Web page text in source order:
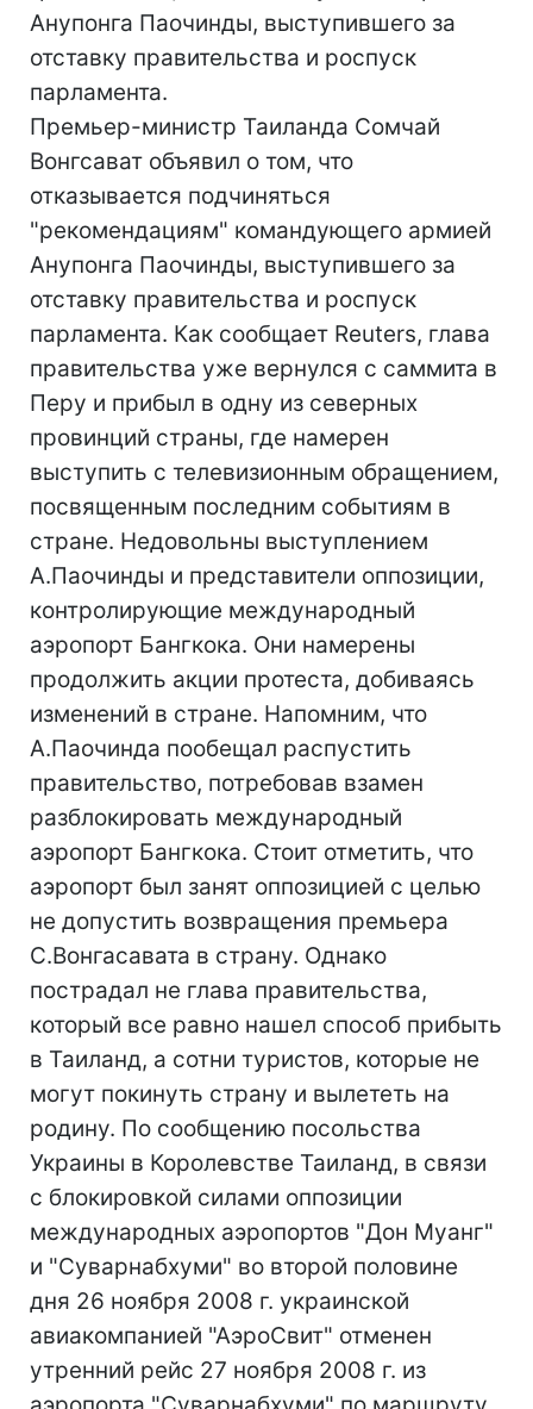
Анупонга Паочинды, выступившего за
отставку правительства и роспуск
парламента.
Премьер-министр Таиланда Сомчай
Вонгсават объявил о том, что
отказывается подчиняться
"рекомендациям" командующего армией
Анупонга Паочинды, выступившего за
отставку правительства и роспуск
парламента. Как сообщает Reuters, глава
правительства уже вернулся с саммита в
Перу и прибыл в одну из северных
провинций страны, где намерен
выступить с телевизионным обращением,
посвященным последним событиям в
стране. Недовольны выступлением
А.Паочинды и представители оппозиции,
контролирующие международный
аэропорт Бангкока. Они намерены
продолжить акции протеста, добиваясь
изменений в стране. Напомним, что
А.Паочинда пообещал распустить
правительство, потребовав взамен
разблокировать международный
аэропорт Бангкока. Стоит отметить, что
аэропорт был занят оппозицией с целью
не допустить возвращения премьера
С.Вонгасавата в страну. Однако
пострадал не глава правительства,
который все равно нашел способ прибыть
в Таиланд, а сотни туристов, которые не
могут покинуть страну и вылететь на
родину. По сообщению посольства
Украины в Королевстве Таиланд, в связи
с блокировкой силами оппозиции
международных аэропортов "Дон Муанг"
и "Суварнабхуми" во второй половине
дня 26 ноября 2008 г. украинской
авиакомпанией "АэроСвит" отменен
утренний рейс 27 ноября 2008 г. из